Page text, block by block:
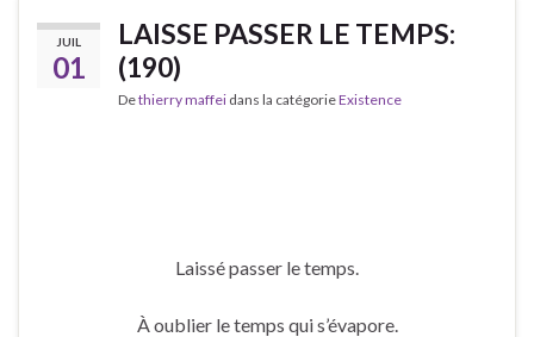
JUIL
01
LAISSE PASSER LE TEMPS:
(190)
Dethierry maffei dans la catégorieExistence
Laissé passer le temps.
À oublier le temps qui s’évapore.